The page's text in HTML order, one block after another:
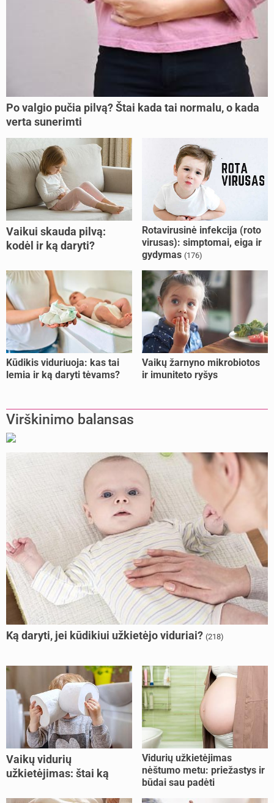
Po valgio pučia pilvą? Štai kada tai normalu, o kada
verta sunerimti
Vaikui skauda pilvą:
kodėl ir ką daryti?
Rotavirusinė infekcija (roto
virusas): simptomai, eiga ir
gydymas (176)
Kūdikis viduriuoja: kas tai
lemia ir ką daryti tėvams?
Vaikų žarnyno mikrobiotos
ir imuniteto ryšys
Virškinimo balansas
Ką daryti, jei kūdikiui užkietėjo viduriai? (218)
Vaikų vidurių
užkietėjimas: štai ką
Vidurių užkietėjimas
nėštumo metu: priežastys ir
būdai sau padėti